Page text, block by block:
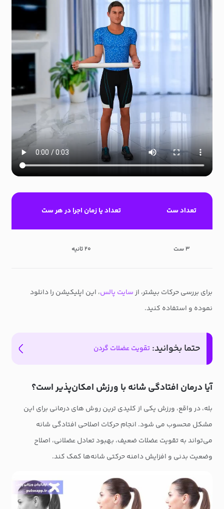
تعداد ست تعداد یا زمان اجرا در هر ست
۳ ست ۲۰ ثانیه
برای بررسی حرکات بیشتر، ازسایت پالس، این اپلیکیشن را دانلود
نموده و استفاده کنید.
حتما بخوانید: تقویت عضلات گردن
آیا درمان افتادگی شانه با ورزش امکان‌پذیر است؟
بله، در واقع، ورزش یکی از کلیدی ترین روش های درمانی برای این
مشکل محسوب می شود. انجام حرکات اصلاحی افتادگی شانه
می‌تواند به تقویت عضلات ضعیف، بهبود تعادل عضلانی، اصلاح
وضعیت بدنی و افزایش دامنه حرکتی شانه‌ها کمک کند.